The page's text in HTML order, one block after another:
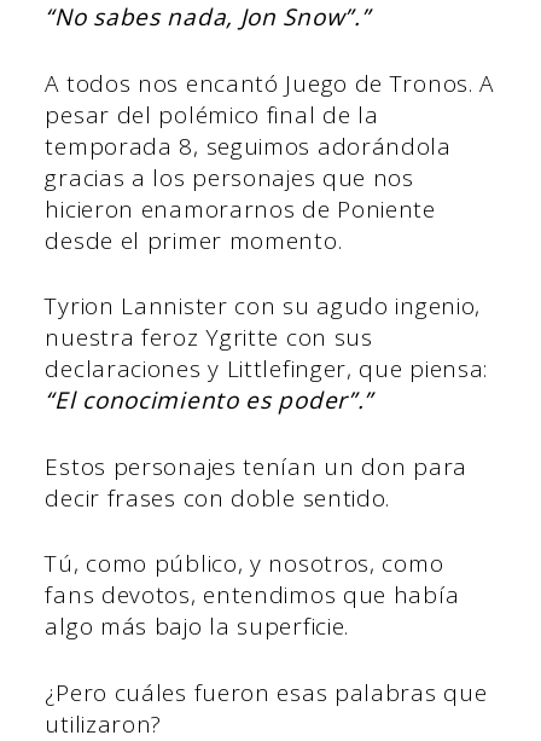
“No sabes nada, Jon Snow”.”
A todos nos encantó Juego de Tronos. A
pesar del polémico final de la
temporada 8, seguimos adorándola
gracias a los personajes que nos
hicieron enamorarnos de Poniente
desde el primer momento.
Tyrion Lannister con su agudo ingenio,
nuestra feroz Ygritte con sus
declaraciones y Littlefinger, que piensa:
“El conocimiento es poder”.”
Estos personajes tenían un don para
decir frases con doble sentido.
Tú, como público, y nosotros, como
fans devotos, entendimos que había
algo más bajo la superficie.
¿Pero cuáles fueron esas palabras que
utilizaron?